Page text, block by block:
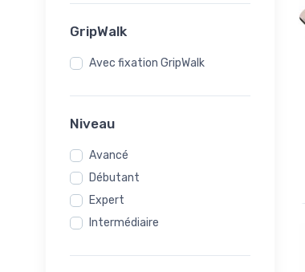
GripWalk
Avec fixation GripWalk
Niveau
Avancé
Débutant
Expert
Intermédiaire